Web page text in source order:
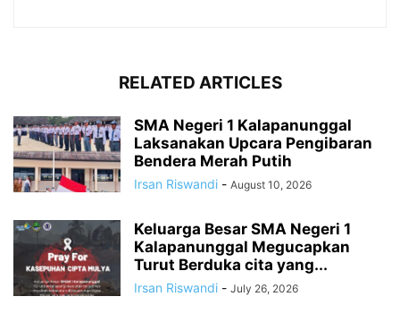
RELATED ARTICLES
SMA Negeri 1 Kalapanunggal
Laksanakan Upcara Pengibaran
Bendera Merah Putih
Irsan Riswandi - August 10, 2026
Keluarga Besar SMA Negeri 1
Kalapanunggal Megucapkan
Turut Berduka cita yang...
Irsan Riswandi - July 26, 2026